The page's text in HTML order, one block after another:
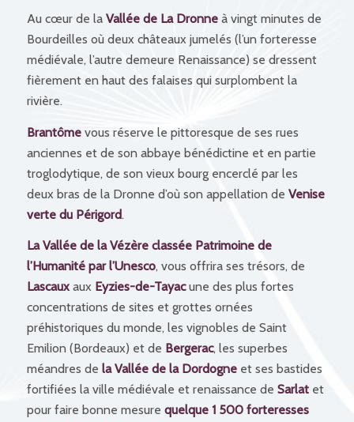
Au cœur de la Vallée de La Dronneà vingt minutes de
Bourdeilles où deux châteaux jumelés (l’un forteresse
médiévale, l’autre demeure Renaissance) se dressent
fièrement en haut des falaises qui surplombent la
rivière.
Brantômevous réserve le pittoresque de ses rues
anciennes et de son abbaye bénédictine et en partie
troglodytique, de son vieux bourg encerclé par les
deux bras de la Dronne d’où son appellation de Venise
verte du Périgord.
La Vallée de la Vézère classée Patrimoine de
l’Humanité par l’Unesco, vous offrira ses trésors, de
Lascauxaux Eyzies-de-Tayacune des plus fortes
concentrations de sites et grottes ornées
préhistoriques du monde, les vignobles de Saint
Emilion (Bordeaux) et de Bergerac, les superbes
méandres de la Vallée de la Dordogneet ses bastides
fortifiées la ville médiévale et renaissance de Sarlatet
pour faire bonne mesure quelque 1 500 forteresses